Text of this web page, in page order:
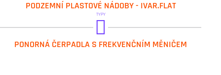
IVAR.FLAT-5000
PODZEMNÍ PLASTOVÉ NÁDOBY - IVAR.FLAT
TYPY
PONORNÁ ČERPADLA S FREKVENČNÍM MĚNIČEM